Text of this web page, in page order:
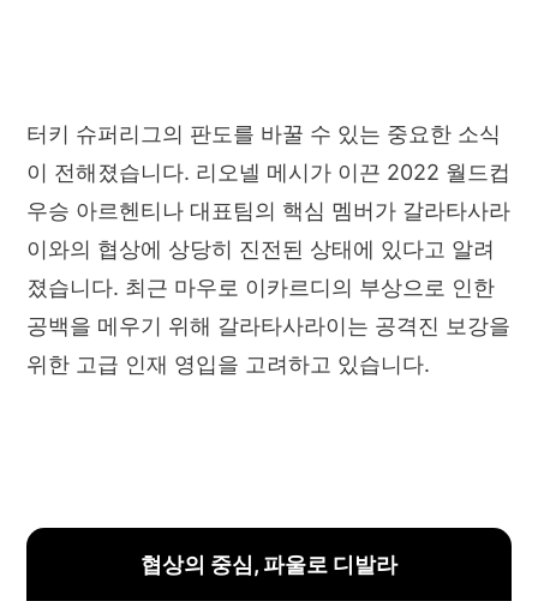
터키 슈퍼리그의 판도를 바꿀 수 있는 중요한 소식
이 전해졌습니다. 리오넬 메시가 이끈 2022 월드컵
우승 아르헨티나 대표팀의 핵심 멤버가 갈라타사라
이와의 협상에 상당히 진전된 상태에 있다고 알려
졌습니다. 최근 마우로 이카르디의 부상으로 인한
공백을 메우기 위해 갈라타사라이는 공격진 보강을
위한 고급 인재 영입을 고려하고 있습니다.
협상의 중심, 파울로 디발라